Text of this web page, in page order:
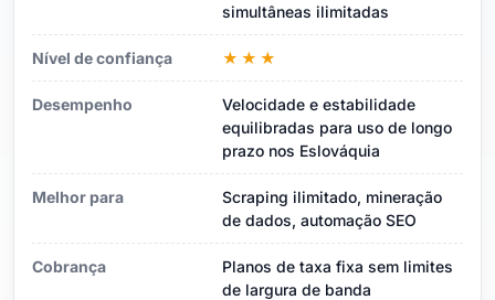
simultâneas ilimitadas
Nível de confiança ★★★
Desempenho
Velocidade e estabilidade
equilibradas para uso de longo
prazo nos Eslováquia
Melhor para
Scraping ilimitado, mineração
de dados, automação SEO
Cobrança
Planos de taxa fixa sem limites
de largura de banda